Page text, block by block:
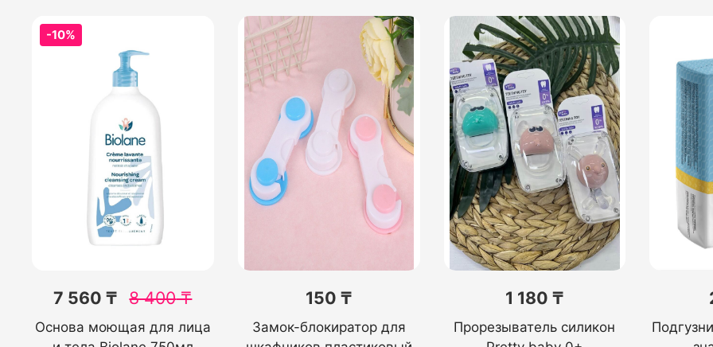
-10%
7 560 ₸ 8 400₸
Основа моющая для лица
150 ₸
Замок-блокиратор для
1 180 ₸
Прорезыватель силикон